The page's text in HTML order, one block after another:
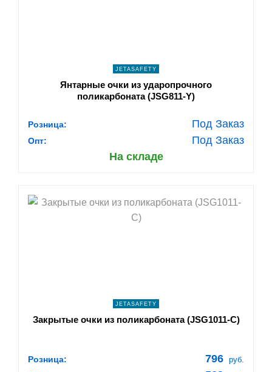
JETASAFETY
Янтарные очки из ударопрочного
поликарбоната (JSG811-Y)
Розница: Под Заказ
Опт:
Под Заказ
На складе
shopping_cart В КОРЗИНУ
JETASAFETY
Закрытые очки из поликарбоната (JSG1011-C)
Розница: 796 руб.